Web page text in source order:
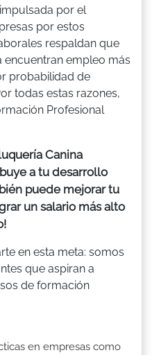
por el
por estos
respaldan que
encuentran empleo más
probabilidad de
todas estas razones,
Profesional
Canina
a tu desarrollo
puede mejorar tu
un salario más alto
en esta meta: somos
que aspiran a
de formación
en empresas como